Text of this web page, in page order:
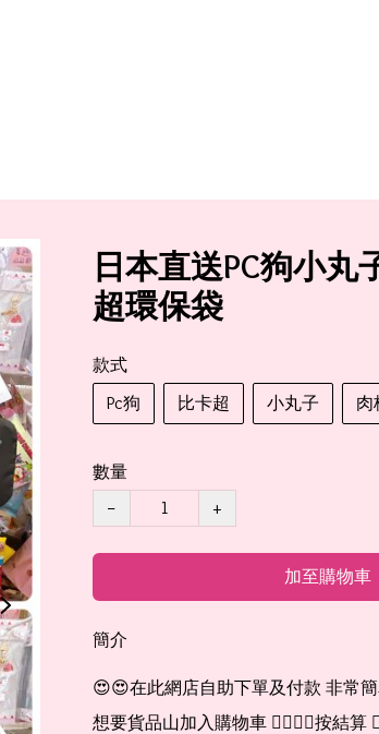
日本直送PC狗小丸
超環保袋
款式
Pc狗
比卡超 小丸子 肉
數量
−
+
加至購物車
簡介
😍😍在此網店自助下單及付款 非常簡
想要貨品山加入購物車 👉🏻👉🏻按結算